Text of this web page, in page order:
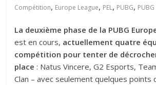
Compétition, Europe League, PEL, PUBG,
La deuxième phase de la PUBG
est en cours, actuellement quatre
compétition pour tenter de
place : Natus Vincere, G2 Esports,
Clan – avec seulement quelques points